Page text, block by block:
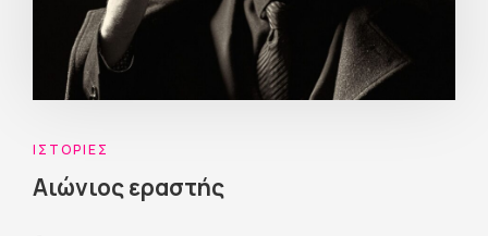
ΙΣΤΟΡΊΕΣ
Αιώνιος εραστής